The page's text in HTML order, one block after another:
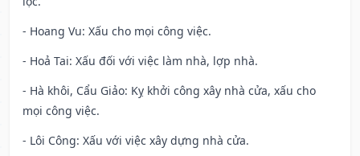
- Hoang Vu: Xấu cho mọi công việc.
- Hoả Tai: Xấu đối với việc làm nhà, lợp nhà.
- Hà khôi, Cẩu Giảo: Kỵ khởi công xây nhà cửa, xấu cho
mọi công việc.
- Lôi Công: Xấu với việc xây dựng nhà cửa.